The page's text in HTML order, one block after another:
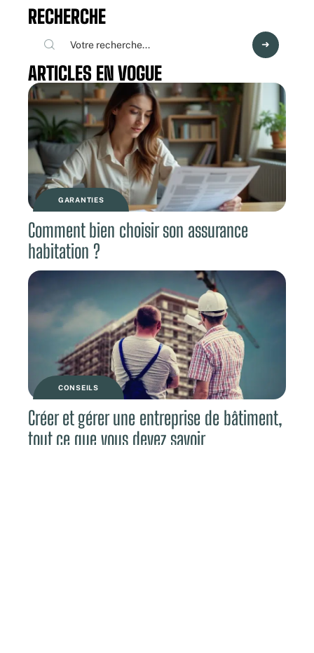
RECHERCHE
ARTICLES EN VOGUE
GARANTIES
Comment bien choisir son assurance
habitation ?
CONSEILS
Créer et gérer une entreprise de bâtiment,
tout ce que vous devez savoir